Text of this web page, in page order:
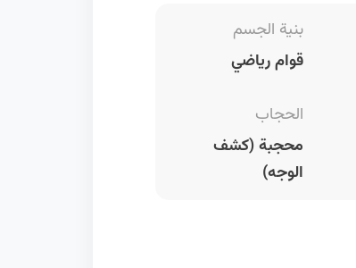
بنية الجسم
قوام رياضي
الحجاب
محجبة (كشف
الوجه)